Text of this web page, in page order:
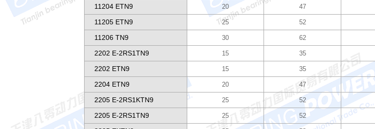
11204 ETN9 20 47
11205 ETN9 25 52
11206 TN9 30 62
2202 E-2RS1TN9 15 35
2202 ETN9 15 35
2204 ETN9 20 47
2205 E-2RS1KTN9 25 52
2205 E-2RS1TN9 25 52